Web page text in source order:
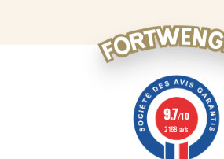
9.7/10
2168 avis